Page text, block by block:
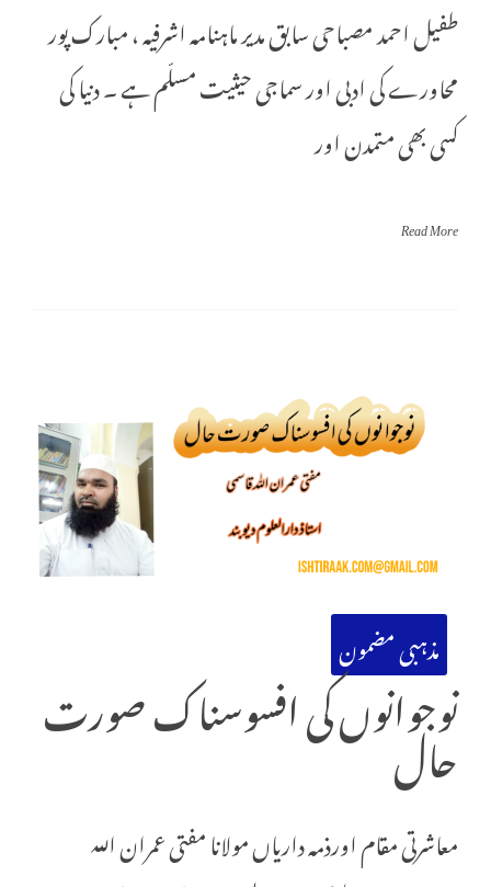
طفیل احمد مصباحی سابق مدیر ماہنامہ اشرفیہ ، مبارک پور
محاورے کی ادبی اور سماجی حیثیت مسلّم ہے ۔ دنیا کی
کسی بھی متمدن اور
Read More
مذہبی مضمون
نوجوانوں کی افسوسناک صورت
حال
معاشرتی مقام اورذمہ داریاں مولانا مفتی عمران اللہ